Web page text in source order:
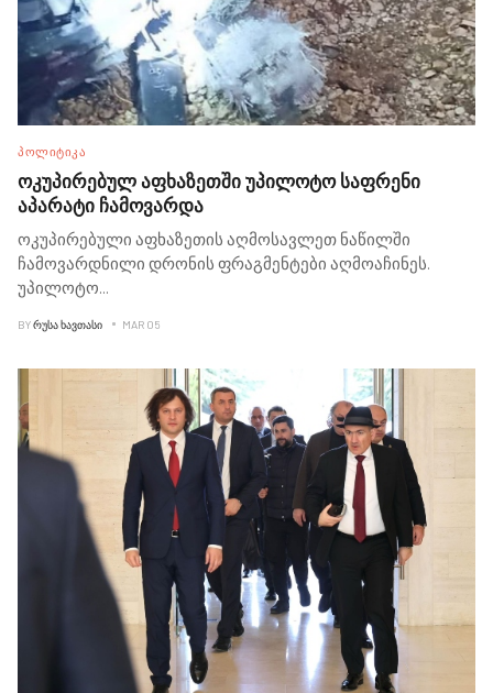
ᲞᲝᲚᲘᲢᲘᲙᲐ
ოკუპირებულ აფხაზეთში უპილოტო საფრენი
აპარატი ჩამოვარდა
ოკუპირებული აფხაზეთის აღმოსავლეთ ნაწილში
ჩამოვარდნილი დრონის ფრაგმენტები აღმოაჩინეს.
უპილოტო...
BYᲠᲣᲡᲐ ᲮᲐᲕᲗᲐᲡᲘ MAR 05